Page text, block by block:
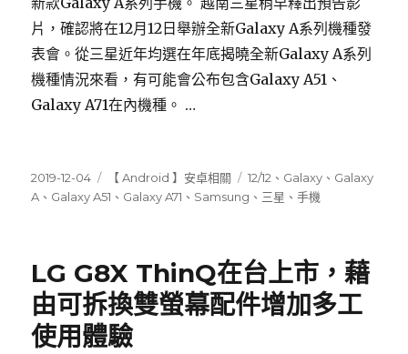
片，確認將在12月12日舉辦全新Galaxy A系列機種發
表會。從三星近年均選在年底揭曉全新Galaxy A系列
機種情況來看，有可能會公布包含Galaxy A51、
Galaxy A71在內機種。 …
發
佈
2019-12-04
分
類
【 Android 】安卓相關
標
籤
12/12 、 Galaxy 、 Galaxy
A 、 Galaxy A51 、 Galaxy A71 、 Samsung 、 三星 、手機
LG G8X ThinQ在台上市，藉
由可拆換雙螢幕配件增加多工
使用體驗